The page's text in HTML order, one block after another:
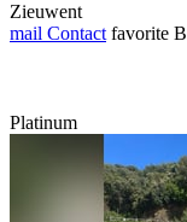
Zieuwent
mail Contact favorite
Platinum